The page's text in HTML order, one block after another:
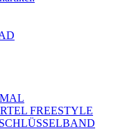
FREESTYLE
SCHLÜSSELBAND